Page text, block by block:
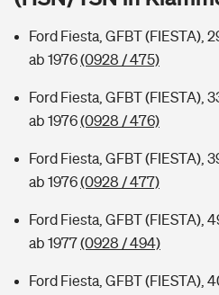
Wer versichert was: Jetzt
Sie haben Fragen?
Musikinstrumentenversicherung
Zur Übersicht
Tools
Kinderunfall-Check: Mehr
Rentenrechner: Wie viel Geld
Ford Fiesta, GFBT (FIESTA),
ab 1976(0928 / 475)
Ford Fiesta, GFBT (FIESTA),
ab 1976(0928 / 476)
Ford Fiesta, GFBT (FIESTA),
ab 1976(0928 / 477)
Ford Fiesta, GFBT (FIESTA),
ab 1977(0928 / 494)
Ford Fiesta, GFBT (FIESTA),